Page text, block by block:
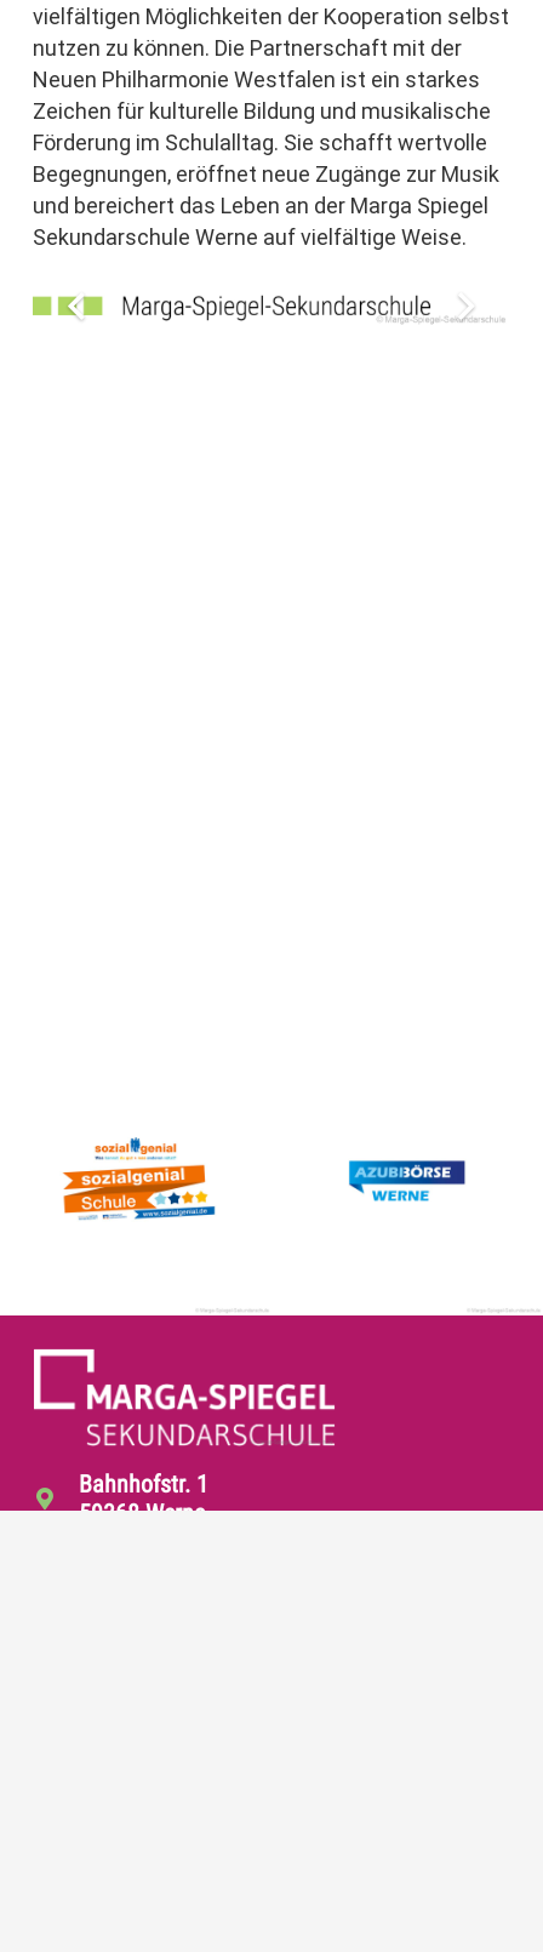
vielfältigen Möglichkeiten der Kooperation selbst
nutzen zu können. Die Partnerschaft mit der
Neuen Philharmonie Westfalen ist ein starkes
Zeichen für kulturelle Bildung und musikalische
Förderung im Schulalltag. Sie schafft wertvolle
Begegnungen, eröffnet neue Zugänge zur Musik
und bereichert das Leben an der Marga Spiegel
Sekundarschule Werne auf vielfältige Weise.
Bahnhofstr. 1
59368 Werne